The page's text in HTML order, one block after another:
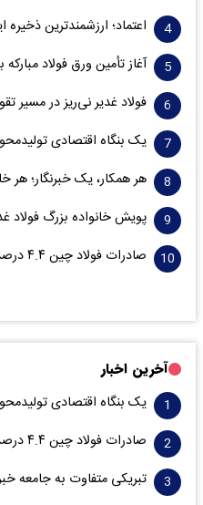
اعتماد؛ ارزشمندترین ذخیره
آغاز تأمین ورق فولاد
فولاد غدیر نی‌ریز در مسیر
یک بنگاه اقتصادی
هر همکار، یک خبرنگار؛ هر
پویش خانواده بزرگ فولاد
صادرات فولاد چین ۴.۴ درصد کاهش یافت
آخرین اخبار
یک بنگاه اقتصادی
صادرات فولاد چین ۴.۴ درصد کاهش یافت
تبریکی متفاوت به جامعه